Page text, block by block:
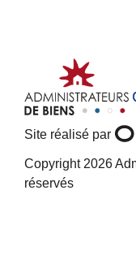
Site réalisé par
Copyright 2026
réservés